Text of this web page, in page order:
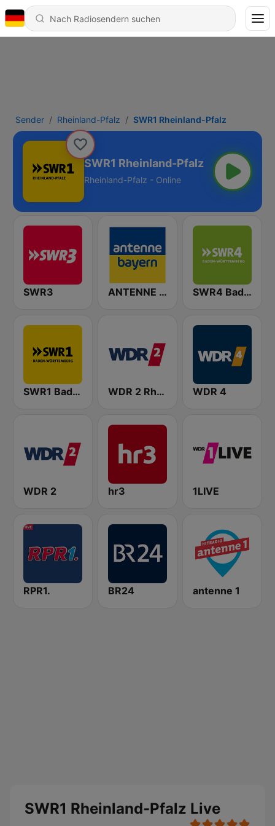
Sender Rheinland-Pfalz SWR1 Rheinland-Pfalz
SWR1 Rheinland-Pfalz
Rheinland-Pfalz - Online
SWR3 ANTENNE BAYERN SWR4 Baden-Württemberg
SWR1 Baden-Württemberg WDR 2 Rhein und Ruhr WDR 4
WDR 2 hr3 1LIVE
RPR1. BR24 antenne 1
SWR1 Rheinland-Pfalz Live